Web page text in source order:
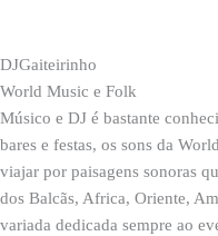
DJGaiteirinho
World Music e Folk
Músico e DJ é bastante
bares e festas, os sons da
viajar por paisagens sonoras
dos Balcãs, Africa, Oriente,
variada dedicada sempre ao